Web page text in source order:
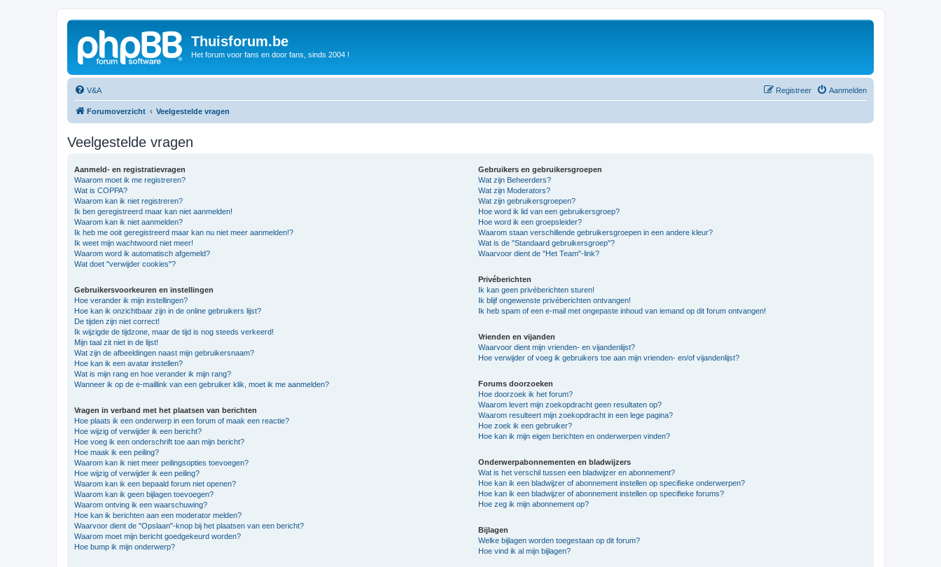
Thuisforum.be
Het forum voor fans en door fans, sinds 2004 !
V&A Aanmelden
Registreer
Forumoverzicht Veelgestelde vragen
Veelgestelde vragen
Aanmeld- en registratievragen
Waarom moet ik me registreren?
Wat is COPPA?
Waarom kan ik niet registreren?
Ik ben geregistreerd maar kan niet aanmelden!
Waarom kan ik niet aanmelden?
Ik heb me ooit geregistreerd maar kan nu niet meer aanmelden!?
Ik weet mijn wachtwoord niet meer!
Waarom word ik automatisch afgemeld?
Wat doet "verwijder cookies"?
Gebruikersvoorkeuren en instellingen
Hoe verander ik mijn instellingen?
Hoe kan ik onzichtbaar zijn in de online gebruikers lijst?
De tijden zijn niet correct!
Ik wijzigde de tijdzone, maar de tijd is nog steeds verkeerd!
Mijn taal zit niet in de lijst!
Wat zijn de afbeeldingen naast mijn gebruikersnaam?
Hoe kan ik een avatar instellen?
Wat is mijn rang en hoe verander ik mijn rang?
Wanneer ik op de e-maillink van een gebruiker klik, moet ik me aanmelden?
Vragen in verband met het plaatsen van berichten
Hoe plaats ik een onderwerp in een forum of maak een reactie?
Hoe wijzig of verwijder ik een bericht?
Hoe voeg ik een onderschrift toe aan mijn bericht?
Hoe maak ik een peiling?
Waarom kan ik niet meer peilingsopties toevoegen?
Hoe wijzig of verwijder ik een peiling?
Waarom kan ik een bepaald forum niet openen?
Waarom kan ik geen bijlagen toevoegen?
Waarom ontving ik een waarschuwing?
Hoe kan ik berichten aan een moderator melden?
Waarvoor dient de "Opslaan"-knop bij het plaatsen van een bericht?
Waarom moet mijn bericht goedgekeurd worden?
Hoe bump ik mijn onderwerp?
Gebruikers en gebruikersgroepen
Wat zijn Beheerders?
Wat zijn Moderators?
Wat zijn gebruikersgroepen?
Hoe word ik lid van een gebruikersgroep?
Hoe word ik een groepsleider?
Waarom staan verschillende gebruikersgroepen in een andere kleur?
Wat is de "Standaard gebruikersgroep"?
Waarvoor dient de "Het Team"-link?
Privéberichten
Ik kan geen privéberichten sturen!
Ik blijf ongewenste privéberichten ontvangen!
Ik heb spam of een e-mail met ongepaste inhoud van iemand op dit forum ontvangen!
Vrienden en vijanden
Waarvoor dient mijn vrienden- en vijandenlijst?
Hoe verwijder of voeg ik gebruikers toe aan mijn vrienden- en/of vijandenlijst?
Forums doorzoeken
Hoe doorzoek ik het forum?
Waarom levert mijn zoekopdracht geen resultaten op?
Waarom resulteert mijn zoekopdracht in een lege pagina?
Hoe zoek ik een gebruiker?
Hoe kan ik mijn eigen berichten en onderwerpen vinden?
Onderwerpabonnementen en bladwijzers
Wat is het verschil tussen een bladwijzer en abonnement?
Hoe kan ik een bladwijzer of abonnement instellen op specifieke onderwerpen?
Hoe kan ik een bladwijzer of abonnement instellen op specifieke forums?
Hoe zeg ik mijn abonnement op?
Bijlagen
Welke bijlagen worden toegestaan op dit forum?
Hoe vind ik al mijn bijlagen?